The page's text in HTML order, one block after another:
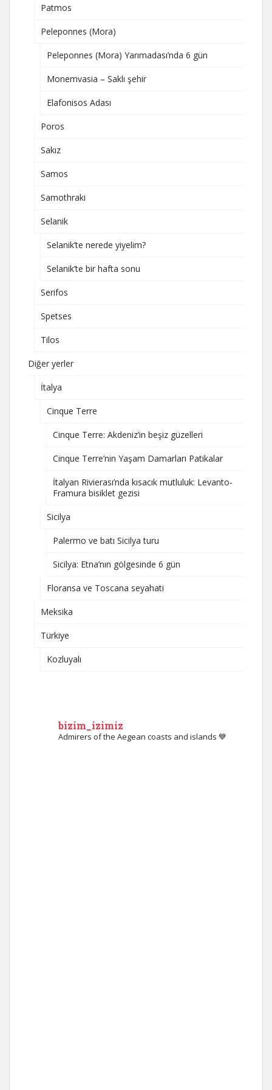
Patmos
Peleponnes (Mora)
Peleponnes (Mora) Yarımadası’nda 6 gün
Monemvasia – Saklı şehir
Elafonisos Adası
Poros
Sakız
Samos
Samothraki
Selanik
Selanik’te nerede yiyelim?
Selanik’te bir hafta sonu
Serifos
Spetses
Tilos
Diğer yerler
İtalya
Cinque Terre
Cinque Terre: Akdeniz’in beşiz güzelleri
Cinque Terre’nin Yaşam Damarları Patikalar
İtalyan Rivierası’nda kısacık mutluluk: Levanto-
Framura bisiklet gezisi
Sicilya
Palermo ve batı Sicilya turu
Sicilya: Etna’nın gölgesinde 6 gün
Floransa ve Toscana seyahati
Meksika
Türkiye
Kozluyalı
bizim_izimiz
Admirers of the Aegean coasts and islands 💙